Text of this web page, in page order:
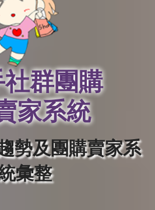
群團購
家系統
勢及團購賣家系
彙整